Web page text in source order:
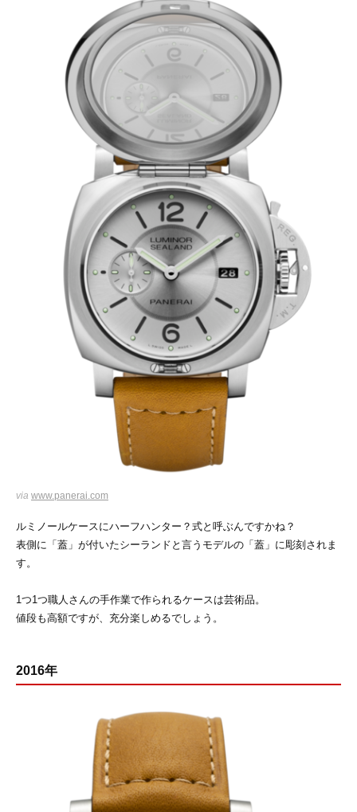
via www.panerai.com
ルミノールケースにハーフハンター？式と呼ぶんですかね？
表側に「蓋」が付いたシーランドと言うモデルの「蓋」に彫刻されま
す。
1つ1つ職人さんの手作業で作られるケースは芸術品。
値段も高額ですが、充分楽しめるでしょう。
2016年